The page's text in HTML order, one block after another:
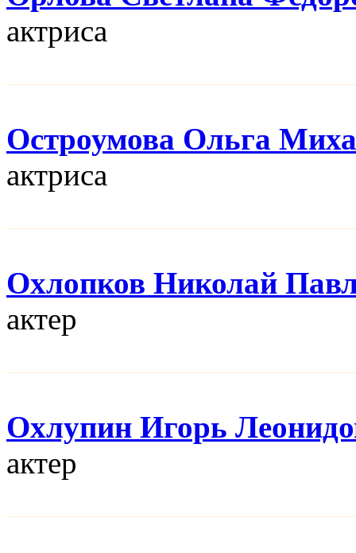
актриса
Остроумова Ольга
актриса
Охлопков Николай
актер
Охлупин Игорь
актер